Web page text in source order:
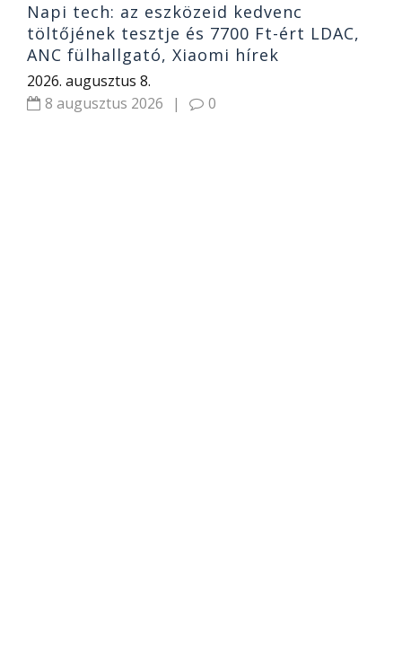
Napi tech: az eszközeid kedvenc
töltőjének tesztje és 7700 Ft-ért LDAC,
ANC fülhallgató, Xiaomi hírek
2026. augusztus 8.
8 augusztus 2026
| 0